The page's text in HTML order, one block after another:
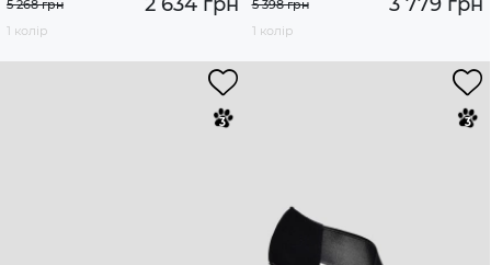
5 268 грн
1 колір
5 398 грн
1 колір